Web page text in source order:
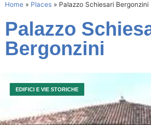
Home » Places » Palazzo Schiesari Bergonzini
Palazzo
Bergonzini
EDIFICI E VIE STORICHE